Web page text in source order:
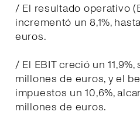
/ El resultado operativo
incrementó un 8,1%,
euros.
/ El EBIT creció un
millones de euros, y el
impuestos un 10,6%,
millones de euros.